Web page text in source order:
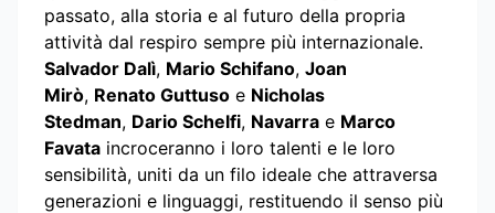
passato, alla storia e al futuro della propria
attività dal respiro sempre più internazionale.
Salvador Dalì, Mario Schifano, Joan
Mirò, Renato Guttuso e Nicholas
Stedman, Dario Schelfi, Navarra e Marco
Favata incroceranno i loro talenti e le loro
sensibilità, uniti da un filo ideale che attraversa
generazioni e linguaggi, restituendo il senso più